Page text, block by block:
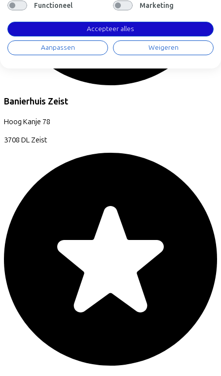
Banierhuis Zeist
Hoog Kanje 78
3708 DL Zeist
Functioneel Marketing
Accepteer alles
Aanpassen Weigeren